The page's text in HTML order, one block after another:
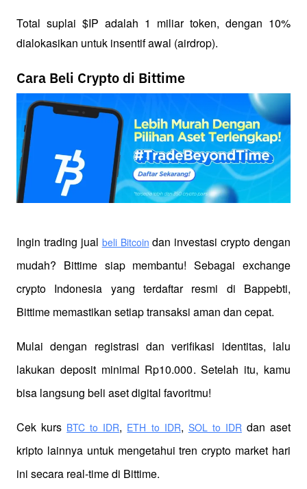
Total suplai $IP adalah 1 miliar token, dengan 10%
dialokasikan untuk insentif awal (airdrop).
Cara Beli Crypto di Bittime
Ingin trading jual beli Bitcoin dan investasi crypto dengan
mudah? Bittime siap membantu! Sebagai exchange
crypto Indonesia yang terdaftar resmi di Bappebti,
Bittime memastikan setiap transaksi aman dan cepat.
Mulai dengan registrasi dan verifikasi identitas, lalu
lakukan deposit minimal Rp10.000. Setelah itu, kamu
bisa langsung beli aset digital favoritmu!
Cek kurs BTC to IDR, ETH to IDR, SOL to IDR dan aset
kripto lainnya untuk mengetahui tren crypto market hari
ini secara real-time di Bittime.